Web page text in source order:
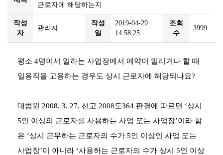
근로자에 해당하는지
작성
자
관리자
작성
일
2019-04-29
14:58:25
조회
수
3999
평소 4명이서 일하는 사업장에서 예약이 밀리거나 할 때
일용직을 고용하는 경우도 상시 근로자에 해당되나요?
대법원 2008. 3. 27. 선고 2008도364 판결에 따르면 ‘상시
5인 이상의 근로자를 사용하는 사업 또는 사업장’이라 함
은 ‘상시 근무하는 근로자의 수가 5인 이상인 사업 또는
사업장’이 아니라 ‘사용하는 근로자의 수가 상시 5인 이상